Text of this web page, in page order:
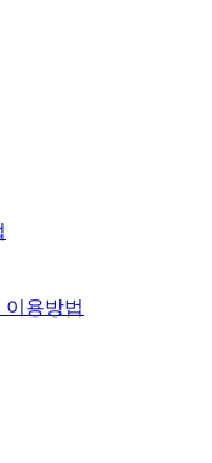
이용방법